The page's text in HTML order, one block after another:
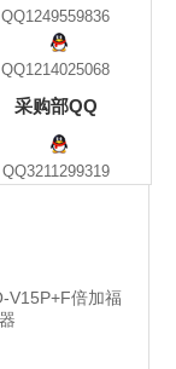
QQ1249559836
QQ1214025068
采购部QQ
QQ3211299319